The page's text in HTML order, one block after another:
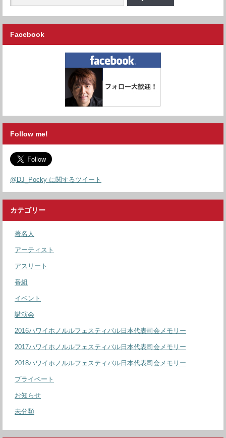
Facebook
Follow me!
@DJ_Pocky に関するツイート
カテゴリー
著名人
アーティスト
アスリート
番組
イベント
講演会
2016ハワイホノルルフェスティバル日本代表司会メモリー
2017ハワイホノルルフェスティバル日本代表司会メモリー
2018ハワイホノルルフェスティバル日本代表司会メモリー
プライベート
お知らせ
未分類